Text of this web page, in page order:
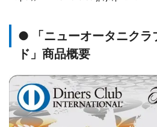
● 「ニューオータニクラ
ド」商品概要